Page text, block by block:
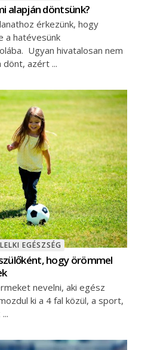
alapján döntsünk?
érkezünk, hogy
a hatévesünk
Ugyan hivatalosan nem
dönt, azért
EGÉSZSÉG
hogy örömmel
nevelni, aki egész
ki a 4 fal közül, a sport,